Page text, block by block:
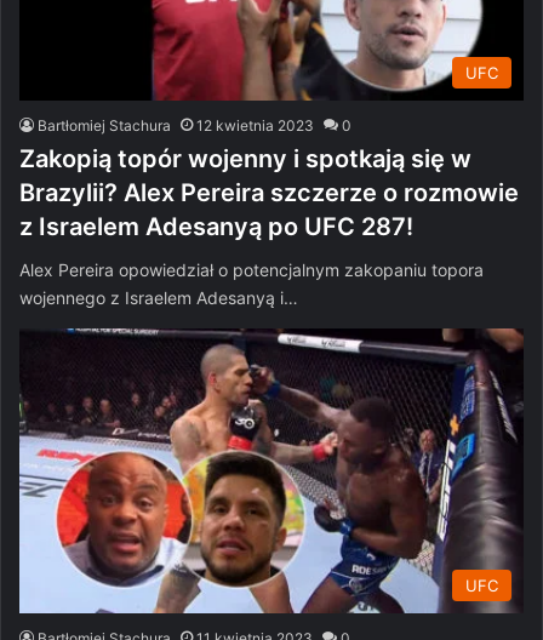
UFC
Bartłomiej Stachura 12 kwietnia 2023 0
Zakopią topór wojenny i spotkają się w
Brazylii? Alex Pereira szczerze o rozmowie
z Israelem Adesanyą po UFC 287!
Alex Pereira opowiedział o potencjalnym zakopaniu topora
wojennego z Israelem Adesanyą i…
UFC